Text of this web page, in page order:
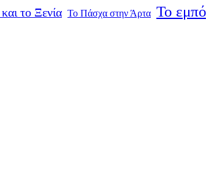
το Ξενία Το Πάσχα στην Άρτα Το